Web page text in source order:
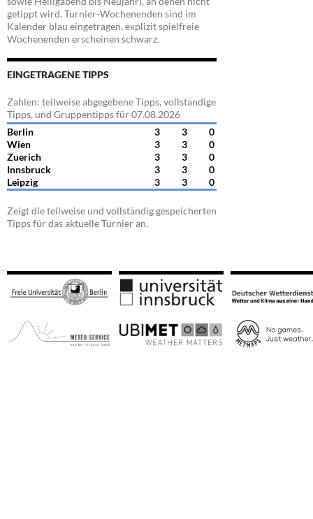
getippt wird. Turnier-Wochenenden sind im
Kalender blau eingetragen, explizit spielfreie
Wochenenden erscheinen schwarz.
EINGETRAGENE TIPPS
Zahlen: teilweise abgegebene Tipps, vollständige
Tipps, und Gruppentipps für 07.08.2026
Berlin
3 3
0
Wien
3 3
0
Zuerich
3 3
0
Innsbruck
3 3
0
Leipzig
3 3 0
Zeigt die teilweise und vollständig gespeicherten
Tipps für das aktuelle Turnier an.